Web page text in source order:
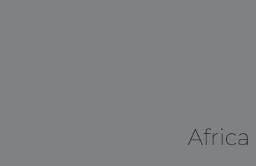
Africa